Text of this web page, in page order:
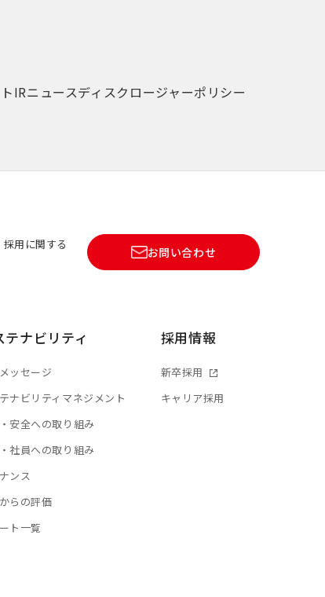
IRニュースディスクロージャーポリシー
用に関する
お問い合わせ
テナビリティ
ッセージ
ナビリティマネジメント
安全への取り組み
社員への取り組み
ンス
らの評価
ト一覧
採用情報
新卒採用
キャリア採用